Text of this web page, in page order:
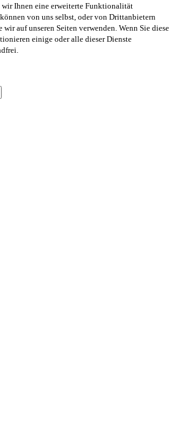
Ihnen eine erweiterte Funktionalität
von uns selbst, oder von Drittanbietern
wir auf unseren Seiten verwenden. Wenn Sie diese
einige oder alle dieser Dienste